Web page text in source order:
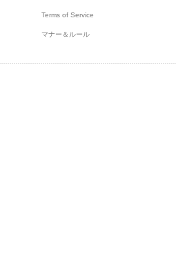
Terms of Service
マナー＆ルール